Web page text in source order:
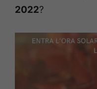
2022?